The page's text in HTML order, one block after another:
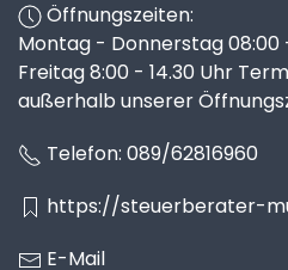
Öffnungszeiten:
Montag - Donnerstag 08:00
Freitag 8:00 - 14.30 Uhr
außerhalb unserer
Telefon: 089/62816960
https://steuerberater-
E-Mail